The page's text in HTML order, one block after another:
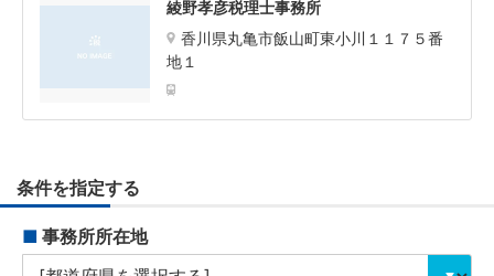
綾野孝彦税理士事務所
香川県丸亀市飯山町東小川１１７５番
地１
条件を指定する
■ 事務所所在地